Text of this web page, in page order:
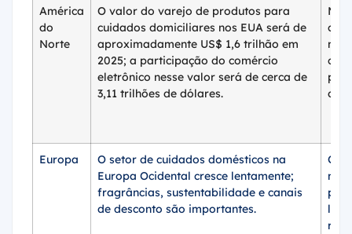
América
do
Norte
O valor do varejo de produtos para
cuidados domiciliares nos EUA será de
aproximadamente US$ 1,6 trilhão em
2025; a participação do comércio
eletrônico nesse valor será de cerca de
3,11 trilhões de dólares.
de
Europa
O setor de cuidados domésticos na
Europa Ocidental cresce lentamente;
fragrâncias, sustentabilidade e canais
de desconto são importantes.